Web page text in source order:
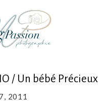
/ Un bébé Précieux
2011